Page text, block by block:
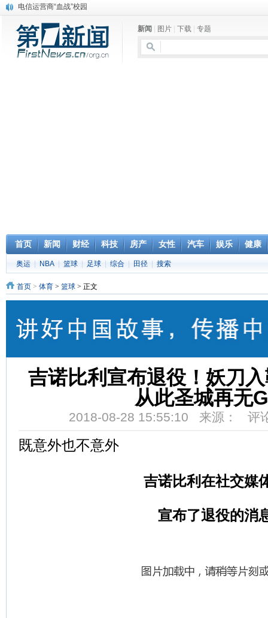
电信运营商“血战”校园
保健品也能吃出一身病? 康宝莱员工自揭多项家丑
煤价"跳水"电企利润"蹦高" 电煤联动亟待完善
苹果公司自建太阳能电厂为数据中心供电
新闻 图片 下载 专题
首页 新闻 财经 科技 房产 女性 汽车 娱乐 健康
奥运 NBA 篮球 足球 综合 田径 搜索
首页 > 体育 > 篮球 > 正文
吉诺比利宣布退役！妖刀
从此圣城再无
2018-08-28 15:55:10 来源： 评
既意外也不意外
吉诺比利在社交媒
宣布了退役的消